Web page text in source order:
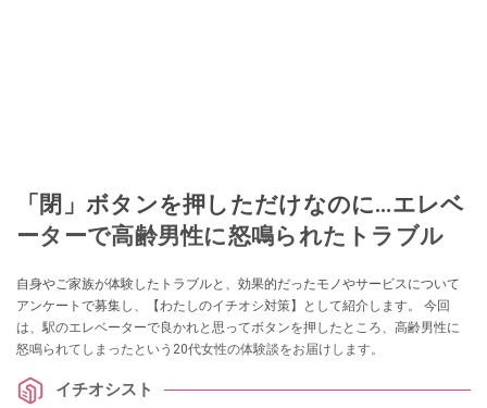
「閉」ボタンを押しただけなのに…エレベ
ーターで高齢男性に怒鳴られたトラブル
自身やご家族が体験したトラブルと、効果的だったモノやサービスについて
アンケートで募集し、【わたしのイチオシ対策】として紹介します。 今回
は、駅のエレベーターで良かれと思ってボタンを押したところ、高齢男性に
怒鳴られてしまったという20代女性の体験談をお届けします。
イチオシスト